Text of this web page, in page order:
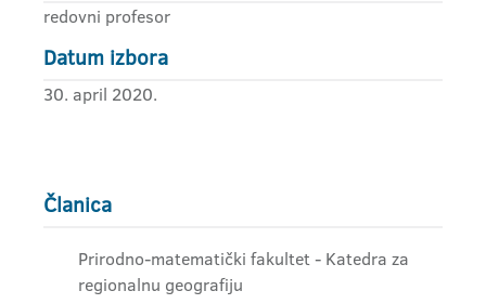
redovni profesor
Datum izbora
30. april 2020.
Članica
Prirodno-matematički fakultet - Katedra za
regionalnu geografiju